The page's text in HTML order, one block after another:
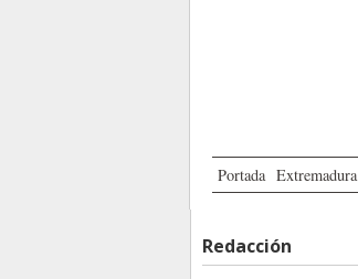
Portada Extremadura
Redacción